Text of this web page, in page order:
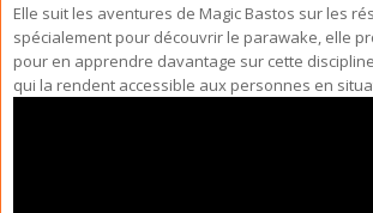
Elle suit les aventures de Magic Bastos sur les
spécialement pour découvrir le parawake, elle
pour en apprendre davantage sur cette
qui la rendent accessible aux personnes en